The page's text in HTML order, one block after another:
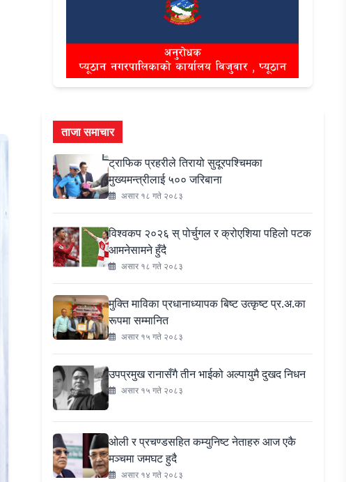
ताजा समाचार
ट्राफिक प्रहरीले तिरायो सुदूरपश्चिमका
मुख्यमन्त्रीलाई ५०० जरिबाना
असार १८ गते २०८३
विश्वकप २०२६ स् पोर्चुगल र क्रोएशिया पहिलो पटक
आमनेसामने हुँदै
असार १८ गते २०८३
मुक्ति माविका प्रधानाध्यापक बिष्ट उत्कृष्ट प्र.अ.का
रूपमा सम्मानित
असार १५ गते २०८३
उपप्रमुख रानासँगै तीन भाईको अल्पायुमै दुखद निधन
असार १५ गते २०८३
ओली र प्रचण्डसहित कम्युनिष्ट नेताहरु आज एकै
मञ्चमा जमघट हुदै
असार १४ गते २०८३